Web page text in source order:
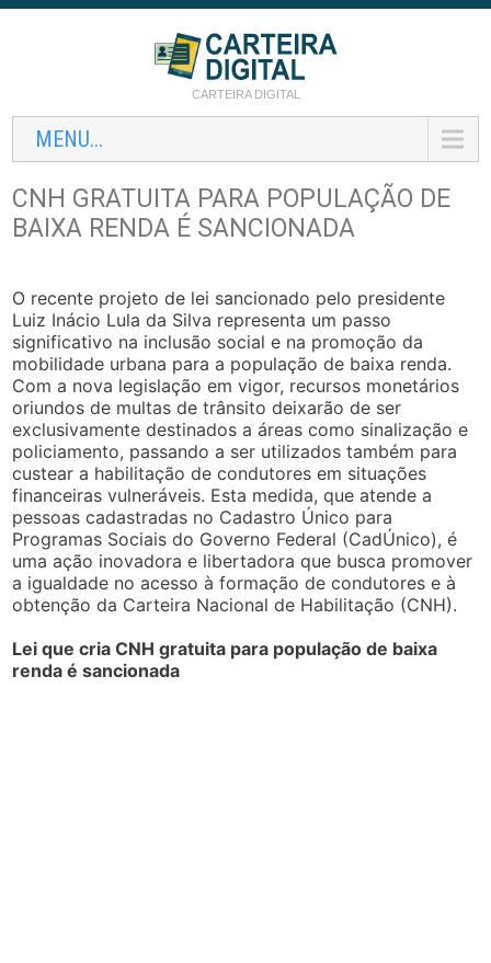
CARTEIRA DIGITAL
MENU...
CNH GRATUITA PARA POPULAÇÃO DE
BAIXA RENDA É SANCIONADA
O recente projeto de lei sancionado pelo presidente
Luiz Inácio Lula da Silva representa um passo
significativo na inclusão social e na promoção da
mobilidade urbana para a população de baixa renda.
Com a nova legislação em vigor, recursos monetários
oriundos de multas de trânsito deixarão de ser
exclusivamente destinados a áreas como sinalização e
policiamento, passando a ser utilizados também para
custear a habilitação de condutores em situações
financeiras vulneráveis. Esta medida, que atende a
pessoas cadastradas no Cadastro Único para
Programas Sociais do Governo Federal (CadÚnico), é
uma ação inovadora e libertadora que busca promover
a igualdade no acesso à formação de condutores e à
obtenção da Carteira Nacional de Habilitação (CNH).
Lei que cria CNH gratuita para população de baixa
renda é sancionada